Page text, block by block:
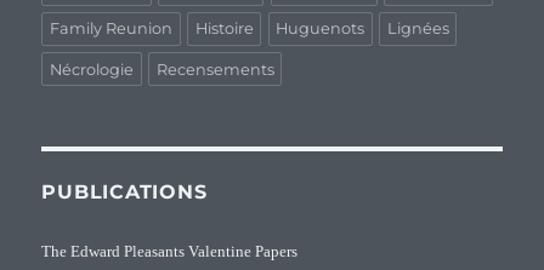
Family Reunion Histoire Huguenots Lignées
Nécrologie Recensements
PUBLICATIONS
The Edward Pleasants Valentine Papers